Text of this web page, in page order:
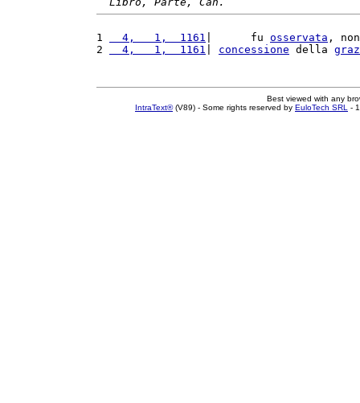
1
  4,   1,  1161
|      fu osservata ,
2
  4,   1,  1161
concessione della
Best viewed with any
IntraText®(V89) - Some rights reserved by EuloTech SRL -